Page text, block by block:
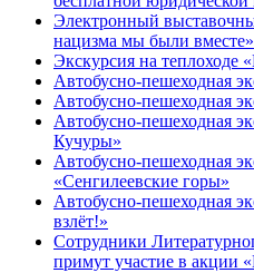
Электронный
нацизма мы были вместе»
Экскурсия на теплоходе
Автобусно-пешеходная
Автобусно-пешеходная
Автобусно-пешеходная
Кучуры»
Автобусно-пешеходная
«Сенгилеевские горы»
Автобусно-пешеходная
взлёт!»
Сотрудники
примут участие в акции